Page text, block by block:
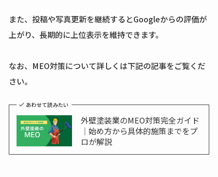
また、投稿や写真更新を継続するとGoogleからの評価が
上がり、長期的に上位表示を維持できます。
なお、MEO対策について詳しくは下記の記事をご覧くだ
さい。
あわせて読みたい
外壁塗装業のMEO対策完全ガイド
｜始め方から具体的施策までをプ
ロが解説